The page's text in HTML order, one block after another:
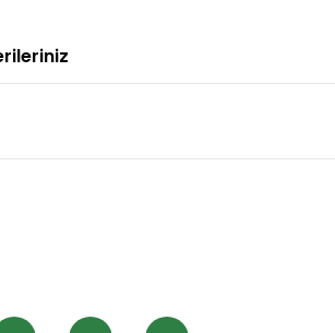
gördüğünüz noktaları öneri formunu